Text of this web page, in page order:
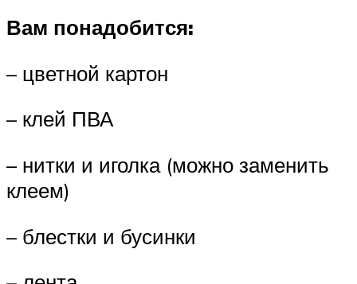
Вам понадобится:
– цветной картон
– клей ПВА
– нитки и иголка (можно заменить
клеем)
– блестки и бусинки